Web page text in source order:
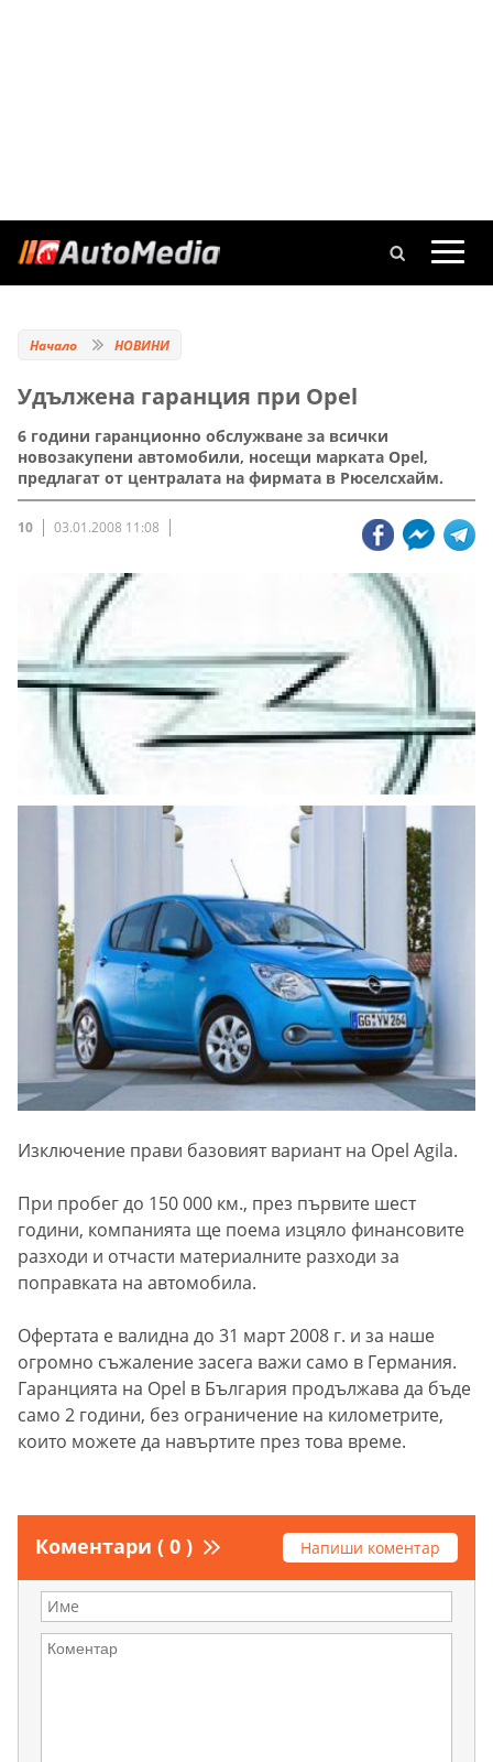
Начало НОВИНИ
Удължена гаранция при Opel
6 години гаранционно обслужване за всички
новозакупени автомобили, носещи марката Opel,
предлагат от централата на фирмата в Рюселсхайм.
10 03.01.2008 11:08
Изключение прави базовият вариант на Opel Agila.
При пробег до 150 000 км., през първите шест
години, компанията ще поема изцяло финансовите
разходи и отчасти материалните разходи за
поправката на автомобила.
Офертата е валидна до 31 март 2008 г. и за наше
огромно съжаление засега важи само в Германия.
Гаранцията на Opel в България продължава да бъде
само 2 години, без ограничение на километрите,
които можете да навъртите през това време.
Коментари ( 0 ) Напиши коментар